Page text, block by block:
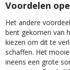
Voordelen
Het andere
bent gekomen van
kiezen om dit te
schaffen. Het
ineens een grote